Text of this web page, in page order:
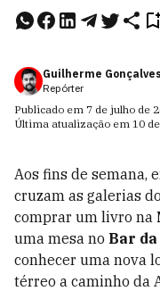
Guilherme Gonçalves
Repórter
Publicado em 7 de julho de
Última atualização em 10
Aos fins de semana,
cruzam as galerias
comprar um livro na
uma mesa no Bar da
conhecer uma nova
térreo a caminho da